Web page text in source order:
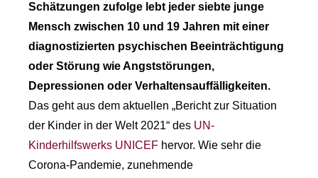
Schätzungen zufolge lebt jeder siebte junge
Mensch zwischen 10 und 19 Jahren mit einer
diagnostizierten psychischen Beeinträchtigung
oder Störung wie Angststörungen,
Depressionen oder Verhaltensauffälligkeiten.
Das geht aus dem aktuellen „Bericht zur Situation
der Kinder in der Welt 2021“ des UN-
Kinderhilfswerks UNICEF hervor. Wie sehr die
Corona-Pandemie, zunehmende